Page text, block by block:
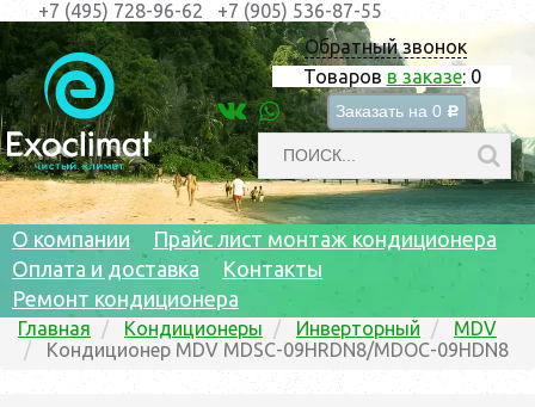
Обратный звонок
Товаров в заказе: 0
Заказать на 0 c
+7 (495) 728-96-62 +7 (905) 536-87-55
О компании
Прайс лист монтаж кондиционера
Оплата и доставка
Контакты
Ремонт кондиционера
Главная Кондиционеры Инверторный
MDV
Кондиционер MDV MDSC-09HRDN8/MDOC-09HDN8